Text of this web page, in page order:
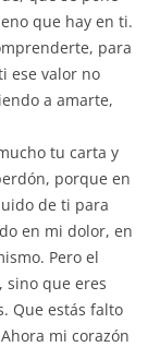
que hay en ti.
para
ese valor no
a amarte,
tu carta y
porque en
de ti para
en mi dolor, en
Pero el
sino que eres
Que estás falto
mi corazón